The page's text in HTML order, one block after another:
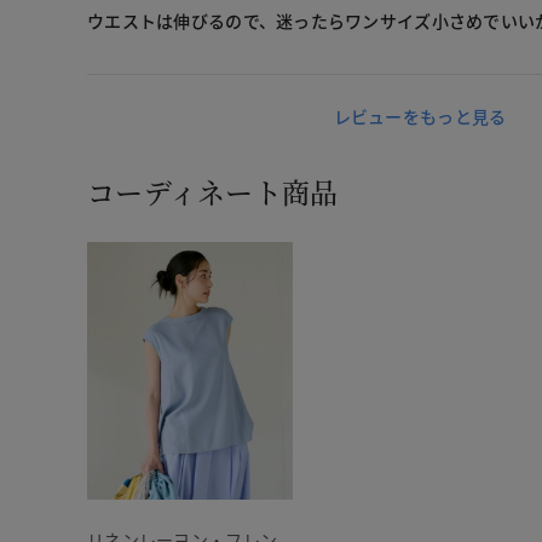
ウエストは伸びるので、迷ったらワンサイズ小さめでいい
レビューをもっと見る
コーディネート商品